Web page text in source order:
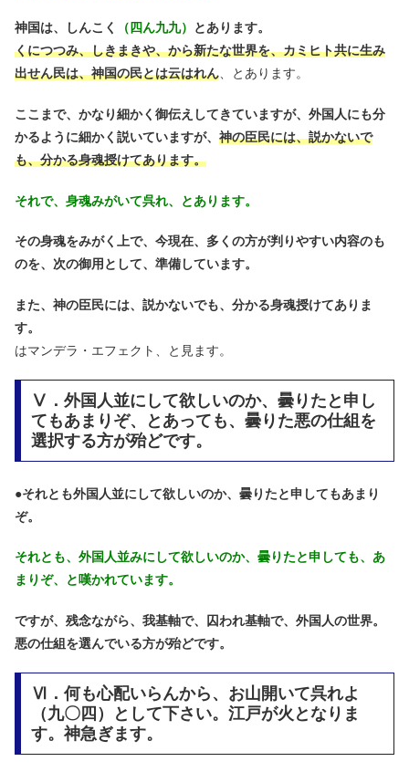
神国は、しんこく （四ん九九）
とあります。
くにつつみ、しきまきや、から新たな世界を、カミヒト共に生み
出せん民は、神国の民とは云はれん、とあります。
ここまで、かなり細かく御伝えしてきていますが、外国人にも分
かるように細かく説いていますが、 神の臣民には、説かないで
も、分かる身魂授けてあります。
それで、身魂みがいて呉れ、とあります。
その身魂をみがく上で、今現在、多くの方が判りやすい内容のも
のを、次の御用として、準備しています。
また、神の臣民には、説かないでも、分かる身魂授けてありま
す。
はマンデラ・エフェクト、と見ます。
Ⅴ．外国人並にして欲しいのか、曇りたと申し
てもあまりぞ、とあっても、曇りた悪の仕組を
選択する方が殆どです。
●それとも外国人並にして欲しいのか、曇りたと申してもあまり
ぞ。
それとも、外国人並みにして欲しいのか、曇りたと申しても、あ
まりぞ、と嘆かれています。
ですが、残念ながら、我基軸で、囚われ基軸で、外国人の世界。
悪の仕組を選んでいる方が殆どです。
Ⅵ．何も心配いらんから、お山開いて呉れよ
（九〇四）として下さい。江戸が火となりま
す。神急ぎます。